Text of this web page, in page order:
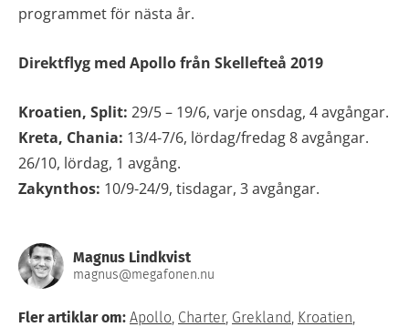
programmet för nästa år.
Direktflyg med Apollo från Skellefteå 2019
Kroatien, Split: 29/5 – 19/6, varje onsdag, 4 avgångar.
Kreta, Chania: 13/4-7/6, lördag/fredag 8 avgångar.
26/10, lördag, 1 avgång.
Zakynthos: 10/9-24/9, tisdagar, 3 avgångar.
Magnus Lindkvist
magnus@megafonen.nu
Fler artiklar om: Apollo, Charter, Grekland, Kroatien,